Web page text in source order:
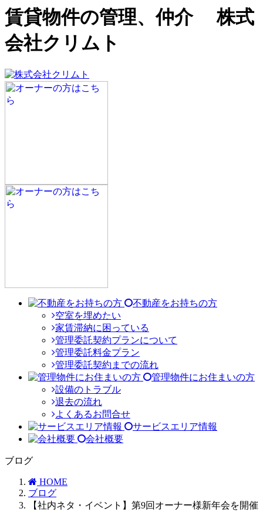
賃貸物件の管理、仲介 株式
会社クリムト
不動産をお持ちの方
空室を埋めたい
家賃滞納に困っている
管理委託契約プランについて
管理委託料金プラン
管理委託契約までの流れ
管理物件にお住まいの方
設備のトラブル
退去の流れ
よくあるお問合せ
サービスエリア情報
会社概要
ブログ
HOME
ブログ
【社内ネタ・イベント】第9回オーナー様新年会を開催